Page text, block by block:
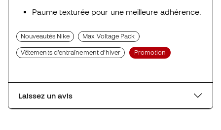
Paume texturée pour une meilleure adhérence.
Nouveautés Nike Max Voltage Pack
Vêtements d’entraînement d’hiver Promotion
Laissez un avis